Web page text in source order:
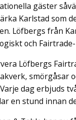
gäster
Karlstad som
Löfbergs från
och
Löfbergs
dag erbjuds
en stund innan